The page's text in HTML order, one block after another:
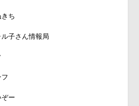
きち
ル子さん情報局
フ
ぞー